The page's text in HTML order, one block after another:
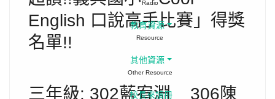
English 口說高手比賽」得獎
名單!!
三年級: 302藍宥淵 306陳
Radio
教育資源
Resource
其他資源
Other Resource
校長來讀冊